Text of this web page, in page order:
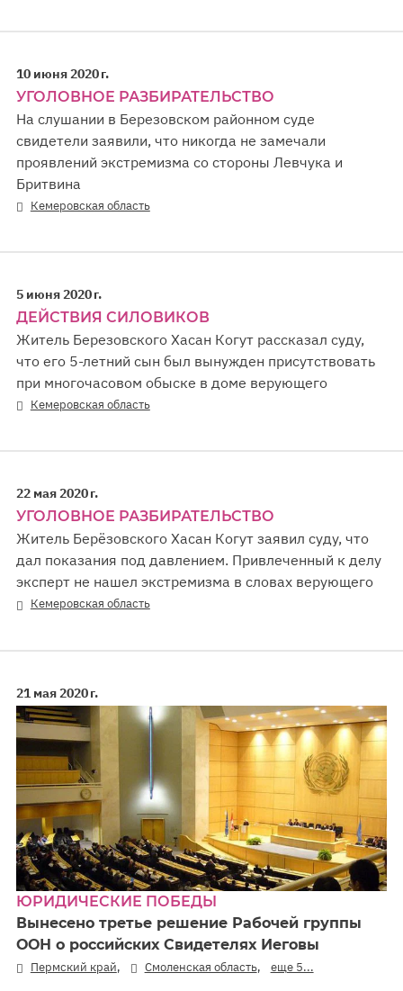
10 июня 2020 г.
УГОЛОВНОЕ РАЗБИРАТЕЛЬСТВО
На слушании в Березовском районном суде
свидетели заявили, что никогда не замечали
проявлений экстремизма со стороны Левчука и
Бритвина
Кемеровская область
5 июня 2020 г.
ДЕЙСТВИЯ СИЛОВИКОВ
Житель Березовского Хасан Когут рассказал суду,
что его 5-летний сын был вынужден присутствовать
при многочасовом обыске в доме верующего
Кемеровская область
22 мая 2020 г.
УГОЛОВНОЕ РАЗБИРАТЕЛЬСТВО
Житель Берёзовского Хасан Когут заявил суду, что
дал показания под давлением. Привлеченный к делу
эксперт не нашел экстремизма в словах верующего
Кемеровская область
21 мая 2020 г.
ЮРИДИЧЕСКИЕ ПОБЕДЫ
Вынесено третье решение Рабочей группы
ООН о российских Свидетелях Иеговы
Пермский край, Смоленская область, еще 5...